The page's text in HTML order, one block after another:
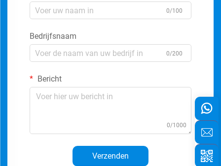
0/100
Bedrijfsnaam
0/200
Bericht
0/1000
Verzenden